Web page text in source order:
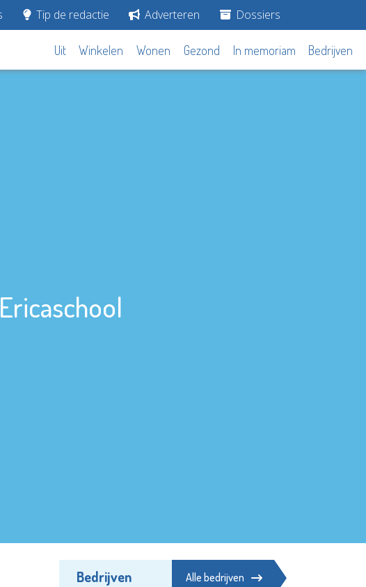
Tip de redactie Adverteren Dossiers
Uit Winkelen Wonen Gezond In memoriam Bedrijven
Bedrijven Alle bedrijven